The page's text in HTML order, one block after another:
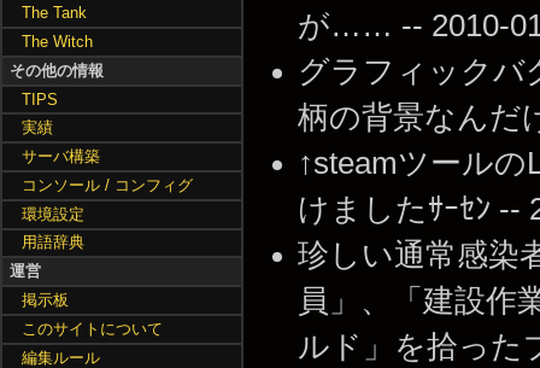
が…… -- 2010-
グラフィックバ
柄の背景なんだ
↑steamツール
けましたｻｰｾﾝ --
珍しい通常感染
員」、「建設作
ルド」を拾った
The Tank
The Witch
その他の情報
TIPS
実績
サーバ構築
コンソール / コンフィグ
環境設定
用語辞典
運営
掲示板
このサイトについて
編集ルール